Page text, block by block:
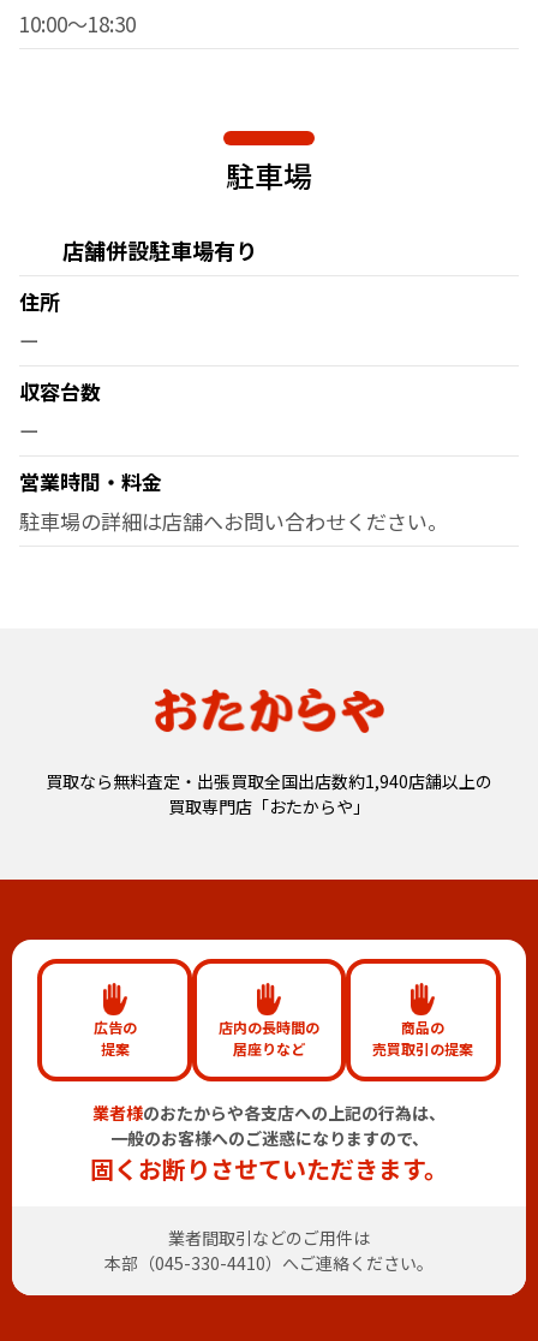
10:00～18:30
駐車場
店舗併設駐車場有り
住所
ー
収容台数
ー
営業時間・料金
駐車場の詳細は店舗へお問い合わせください。
買取なら無料査定・出張買取全国出店数約1,940店舗以上の
買取専門店「おたからや」
広告の
提案
店内の長時間の
居座りなど
商品の
売買取引の提案
業者様のおたからや各支店への上記の行為は、
一般のお客様へのご迷惑になりますので、
固くお断りさせていただきます。
業者間取引などのご用件は
本部（045-330-4410）へご連絡ください。